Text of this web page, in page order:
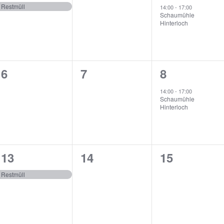
Veranstaltung,
Restmüll
Veranstaltungen,
14:00- 17:00
Schaumühle
Hinterloch
0
6
0
Veranstaltungen,
7
1
8
14:00- 17:00
Schaumühle
Hinterloch
1
Veranstaltung,
13
Restmüll
0
14
0
15